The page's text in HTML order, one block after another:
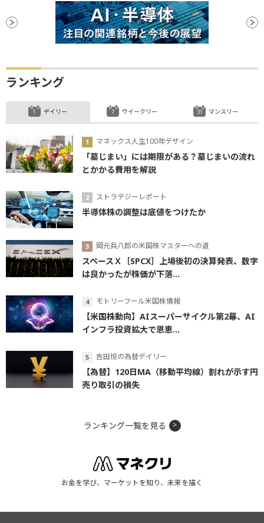
ランキング
デイリー
マネックス人生100年デザイン
「墓じまい」には期限がある？墓じまいの流れ
とかかる費用を解説
ストラテジーレポート
半導体株の調整は底値をつけたか
岡元兵八郎の米国株マスターへの道
スペースＸ［SPCX］上場後初の決算発表、数字
は良かったが株価が下落...
モトリーフール米国株情報
【米国株動向】AIスーパーサイクル第2幕、AI
インフラ投資拡大で恩恵...
吉田恒の為替デイリー
【為替】120日MA（移動平均線）割れが示す円
売り取引の損失
ウイークリー マンスリー
ランキング一覧を見る
お金を学び、マーケットを知り、未来を描く